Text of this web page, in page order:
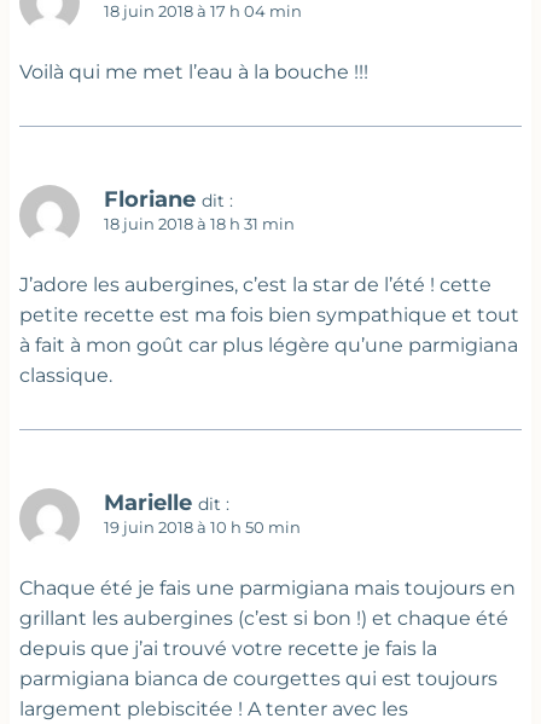
18 juin 2018 à 17 h 04 min
Voilà qui me met l’eau à la bouche !!!
Floriane dit :
18 juin 2018 à 18 h 31 min
J’adore les aubergines, c’est la star de l’été ! cette
petite recette est ma fois bien sympathique et tout
à fait à mon goût car plus légère qu’une parmigiana
classique.
Marielle dit :
19 juin 2018 à 10 h 50 min
Chaque été je fais une parmigiana mais toujours en
grillant les aubergines (c’est si bon !) et chaque été
depuis que j’ai trouvé votre recette je fais la
parmigiana bianca de courgettes qui est toujours
largement plebiscitée ! A tenter avec les